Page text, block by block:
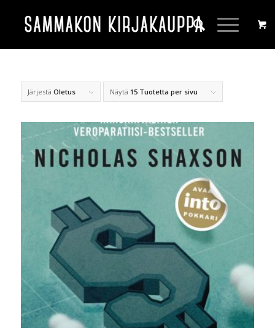
Järjestä Oletus Näytä 15 Tuotetta per sivu